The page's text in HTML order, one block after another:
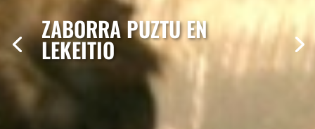
ZABORRA PUZTU EN
LEKEITIO